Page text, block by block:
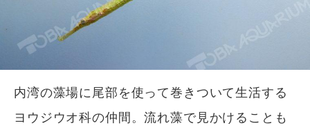
内湾の藻場に尾部を使って巻きついて生活する
ヨウジウオ科の仲間。流れ藻で見かけることも